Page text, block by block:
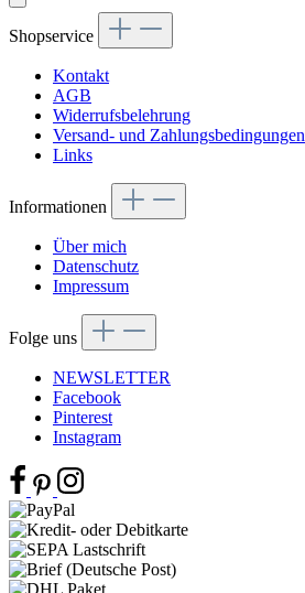
Shopservice
Kontakt
AGB
Widerrufsbelehrung
Versand- und Zahlungsbedingungen
Links
Informationen
Über mich
Datenschutz
Impressum
Folge uns
NEWSLETTER
Facebook
Pinterest
Instagram